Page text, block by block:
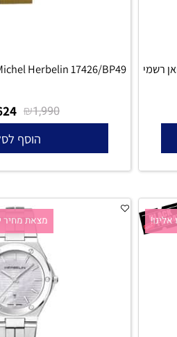
Michel Herbelin 17426/BP49 - אחריות יבואן רשמי
₪
הוסף לסל
מצאת מחיר